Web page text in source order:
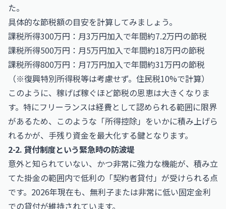
た。
具体的な節税額の目安を計算してみましょう。
課税所得300万円：月3万円加入で年間約7.2万円の節税
課税所得500万円：月5万円加入で年間約18万円の節税
課税所得800万円：月7万円加入で年間約31万円の節税
（※復興特別所得税等は考慮せず。住民税10%で計算）
このように、稼げば稼ぐほど節税の恩恵は大きくなりま
す。特にフリーランスは経費として認められる範囲に限界
があるため、このような「所得控除」をいかに積み上げら
れるかが、手残り資金を最大化する鍵となります。
2-2. 貸付制度という緊急時の防波堤
意外と知られていない、かつ非常に強力な機能が、積み立
てた掛金の範囲内で低利の「契約者貸付」が受けられる点
です。2026年現在も、無利子または非常に低い固定金利
での貸付が維持されています。